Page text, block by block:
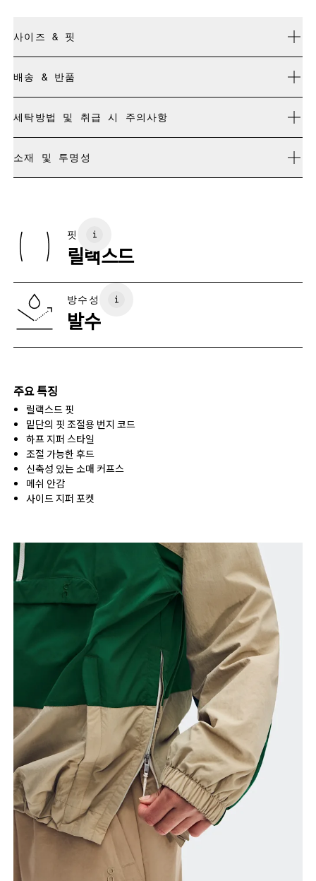
사이즈 & 핏
Frida: 175cm, S 사이즈 착용
사이즈 가이드 - 여성 어패럴
사이즈 측정 단위 센티미터
사이즈 가이드 - 여성 어패럴
가슴둘레
가로로 밀어서 더 보기
사이즈 측정 방법
가슴둘레
바닥과 수평을 이루도록 줄자를 잡고 가슴의 가장
돌출된 부위를 기준으로 둘레를 측정합니다.
배송 & 반품
30일 이내 무료 반품
리미티드 에디션 제품이나 컬러웨이, 지난 시즌 제품은 교환이
불가능하며 환불만 가능합니다
세탁방법 및 취급 시 주의사항
표백 불가
드라이클리닝 불가
유사한 색상끼리 세탁
소재 및 투명성
(recycled) 100%.
원산지
베트남
핏
릴랙스드
방수성
발수
주요 특징
릴랙스드 핏
밑단의 핏 조절용 번지 코드
하프 지퍼 스타일
조절 가능한 후드
신축성 있는 소매 커프스
메쉬 안감
사이드 지퍼 포켓